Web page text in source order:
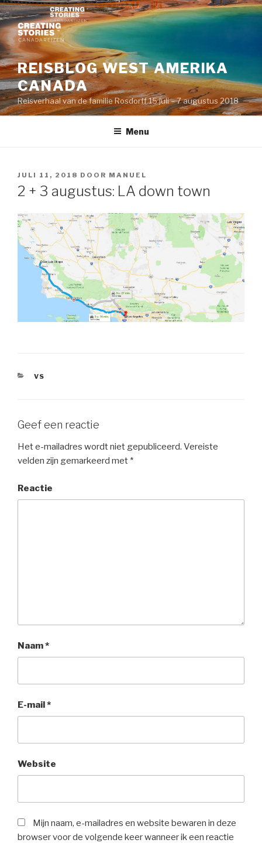
Naar
de
inhoud
springen
REISBLOG WEST AMERIKA
CANADA
Reisverhaal van de familie Rosdorff 15 juli – 7 augustus 2018
Menu
GEPLAATST
OP
JULI 11, 2018 DOOR MANUEL
2 + 3 augustus: LA down town
CATEGORIEËN
VS
Geef een reactie
Het e-mailadres wordt niet gepubliceerd. Vereiste
velden zijn gemarkeerd met *
Reactie
Naam*
E-mail*
Website
Mijn naam, e-mailadres en website bewaren in deze
browser voor de volgende keer wanneer ik een reactie